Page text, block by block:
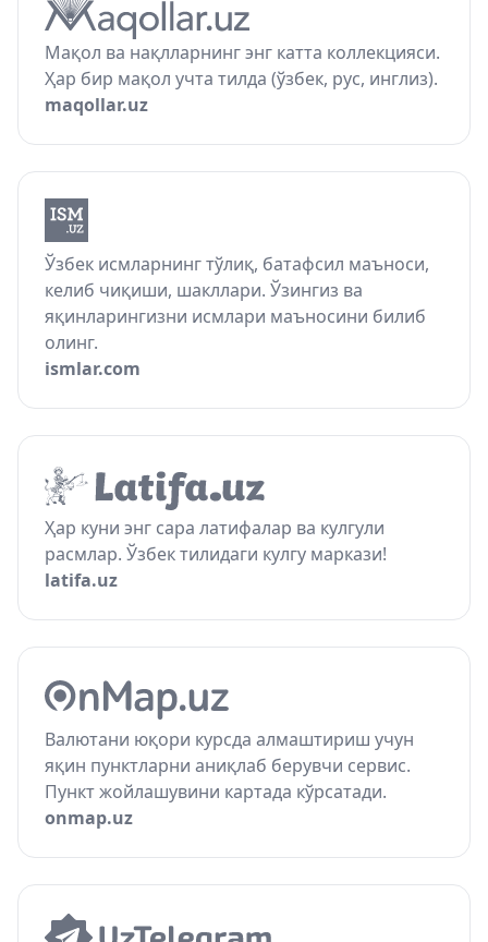
Мақол ва нақлларнинг энг катта коллекцияси.
Ҳар бир мақол учта тилда (ўзбек, рус, инглиз).
maqollar.uz
Ўзбек исмларнинг тўлиқ, батафсил маъноси,
келиб чиқиши, шакллари. Ўзингиз ва
яқинларингизни исмлари маъносини билиб
олинг.
ismlar.com
Ҳар куни энг сара латифалар ва кулгули
расмлар. Ўзбек тилидаги кулгу маркази!
latifa.uz
Валютани юқори курсда алмаштириш учун
яқин пунктларни аниқлаб берувчи сервис.
Пункт жойлашувини картада кўрсатади.
onmap.uz